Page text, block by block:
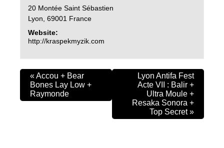
20 Montée Saint Sébastien
Lyon 69001 France
Website:
http://kraspekmyzik.com
«Accou + Bear
Bones Lay Low +
Raymonde
Lyon Antifa Fest
Acte VII : Balir +
Ultra Moule +
Resaka Sonora +
Top Secret»